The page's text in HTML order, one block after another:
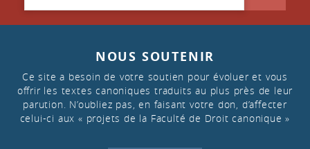
NOUS SOUTENIR
Ce site a besoin de votre soutien pour évoluer et vous
offrir les textes canoniques traduits au plus près de leur
parution. N’oubliez pas, en faisant votre don, d’affecter
celui-ci aux « projets de la Faculté de Droit canonique »